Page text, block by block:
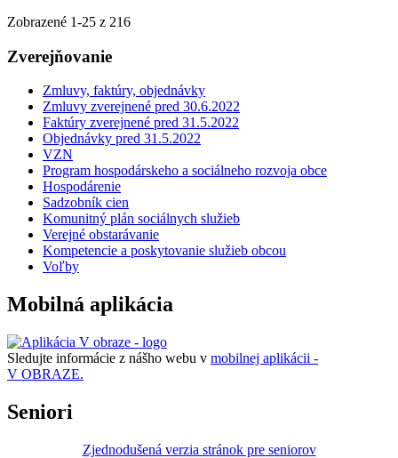
Zobrazené 1-25 z 216
Zverejňovanie
Zmluvy, faktúry, objednávky
Zmluvy zverejnené pred 30.6.2022
Faktúry zverejnené pred 31.5.2022
Objednávky pred 31.5.2022
VZN
Program hospodárskeho a sociálneho rozvoja obce
Hospodárenie
Sadzobník cien
Komunitný plán sociálnych služieb
Verejné obstarávanie
Kompetencie a poskytovanie služieb obcou
Voľby
Mobilná aplikácia
Sledujte informácie z nášho webu v mobilnej aplikácii -
V OBRAZE.
Seniori
Zjednodušená verzia stránok pre seniorov